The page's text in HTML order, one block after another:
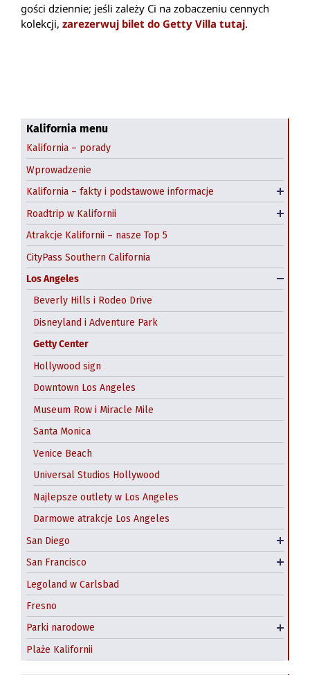
gości dziennie; jeśli zależy Ci na zobaczeniu cennych
kolekcji, zarezerwuj bilet do Getty Villa tutaj.
Kalifornia menu
Kalifornia – porady
Wprowadzenie
Kalifornia – fakty i podstawowe informacje
Klimat Kalifornii
Roadtrip w Kalifornii
Highway 1 z San Francisco do Los Angeles
Z San Francisco do Las Vegas
Roadtrip Highway 1 na północ od San Francisco
Emerald Coast roadtrip
Atrakcje Kalifornii – nasze Top 5
CityPass Southern California
Los Angeles
Beverly Hills i Rodeo Drive
Disneyland i Adventure Park
Getty Center
Hollywood sign
Downtown Los Angeles
Museum Row i Miracle Mile
Santa Monica
Venice Beach
Universal Studios Hollywood
Najlepsze outlety w Los Angeles
Darmowe atrakcje Los Angeles
San Diego
Balboa Park w San Diego
Gaslamp Quarter
Liberty Public Market
San Diego Zoo
Seaport Village
SeaWorld w San Diego
USS Midway
Darmowe atrakcje San Diego
Hostele w San Diego
San Francisco
CityPass San Francisco
Alcatraz- wyspa-więzienie
Chinatown
Fisherman’s Wharf
Golden Gate
Tramwaje linowe
Exploratorium
California Academy of Sciences
Wycieczki z San Francisco
Transport miejski
Hotele w San Francisco
Hostel
Legoland w Carlsbad
Fresno
Parki narodowe
Park narodowy Yosemite
Redwood National and State Parks
Plaże Kalifornii